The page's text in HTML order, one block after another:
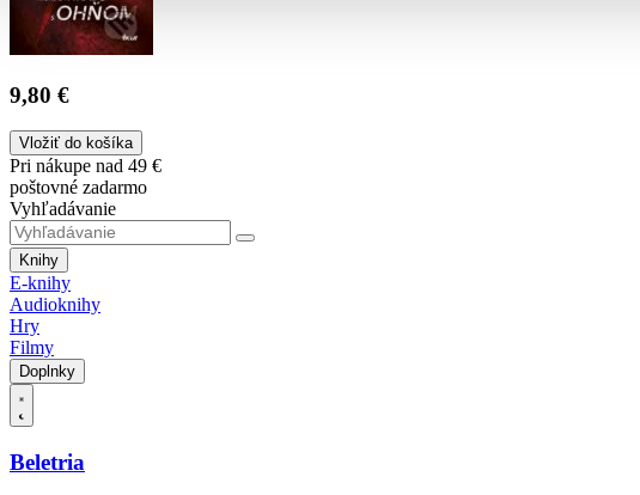
9,80 €
Vložiť do košíka
Pri nákupe nad 49 €
poštovné zadarmo
Vyhľadávanie
Knihy
E-knihy
Audioknihy
Hry
Filmy
Doplnky
Beletria